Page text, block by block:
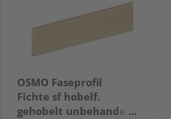
OSMO Faseprofil
Fichte sf hobelf.
gehobelt unbehandelt